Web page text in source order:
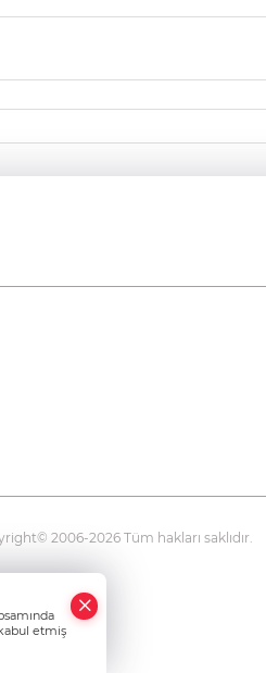
2006-2026 Tüm hakları saklıdır.
etmiş